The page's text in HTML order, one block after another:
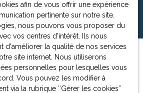
Rechercher
Créer une alerte
afin de vous offrir une expérience
pertinente sur notre site.
nous pouvons vous proposer du
vos centres d'intérêt. Ils nous
d'améliorer la qualité de nos services
site internet. Nous utiliserons
personnelles pour lesquelles vous
Vous pouvez les modifier à
via la rubrique ″Gérer les cookies″